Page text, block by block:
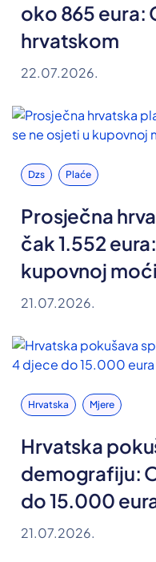
oko 865 eura:
hrvatskom
22.07.2026.
Dzs Plaće
Prosječna
čak 1.552
kupovnoj
21.07.2026.
Hrvatska Mjere
Hrvatska
demografiju:
do 15.000
21.07.2026.